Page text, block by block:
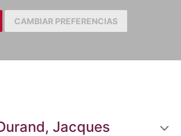
CAMBIAR PREFERENCIAS
Jacques